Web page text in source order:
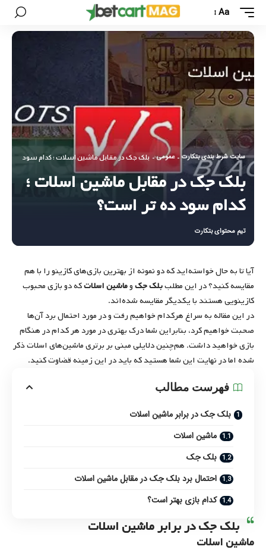
Aa
سایت شرط بندی بتکارت - عمومی - بلک جک در مقابل ماشین اسلات ؛ کدام سود ده تر
بلک جک در مقابل ماشین اسلات ؛
کدام سود ده تر است؟
تیم محتوای بتکارت
آیا تا به حال خواسته‌اید که دو نمونه از بهترین بازی‌های کازینو را با هم
مقایسه کنید؟ در این مطلببلک جکوماشین اسلاتکه دو بازی محبوب
کازینویی هستند با یکدیگر مقایسه شده‌اند.
در این مقاله به سراغ هرکدام خواهیم رفت و در مورد احتمال برد آن‌ها
صحبت خواهیم کرد، بنابراین شما درک بهتری در مورد هر کدام در هنگام
بازی خواهید داشت. هم‌چنین دلایلی مبنی بر برتری ماشین‌های اسلات ذکر
شده اما در نهایت این شما هستید که باید در این زمینه قضاوت کنید.
فهرست مطالب
بلک جک در برابر ماشین اسلات
ماشین اسلات
بلک جک
احتمال برد بلک جک در مقابل ماشین اسلات
کدام بازی بهتر است؟
بلک جک در برابر ماشین اسلات
ماشین اسلات